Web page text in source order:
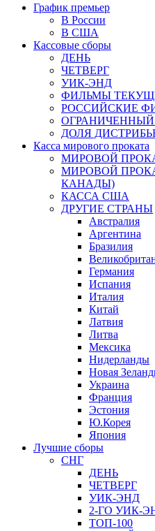
График премьер
В России
В США
Кассовые сборы
ДЕНЬ
ЧЕТВЕРГ
УИК-ЭНД
ФИЛЬМЫ
РОССИЙСКИЕ
ДОЛЯ
Касса мирового проката
МИРОВОЙ
МИРОВОЙ
КАНАДЫ)
КАССА США
ДРУГИЕ СТРАНЫ
Австралия
Аргентина
Бразилия
Германия
Испания
Италия
Китай
Латвия
Литва
Мексика
Нидерланды
Новая
Украина
Франция
Эстония
Ю.Корея
Япония
Лучшие сборы
СНГ
ДЕНЬ
ЧЕТВЕРГ
УИК-ЭНД
2-ГО УИК-
ТОП-100